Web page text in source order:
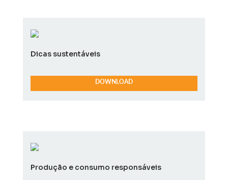
Dicas sustentáveis
DOWNLOAD
Produção e consumo responsáveis